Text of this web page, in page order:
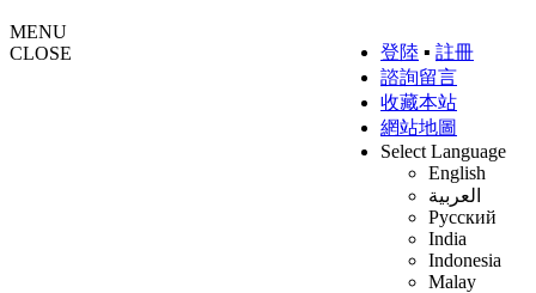
登陸 ▪ 註冊
諮詢留言
收藏本站
網站地圖
Select Language
English
العربية
Русский
India
Indonesia
Malay
MENU
CLOSE